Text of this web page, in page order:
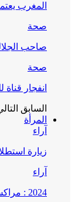
المغرب يعتمد
صحة
صاحب
صحة
انفجار
السابق
المرأة
آراء
زيارة
آراء
2024 : مراكش ضمن أربع مدن بالممكلة سجلت مامجموعه 656 قضية تتعلق بغسيل الأموال